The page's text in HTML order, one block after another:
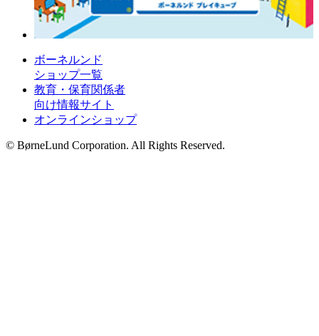
ボーネルンド
ショップ一覧
教育・保育関係者
向け情報サイト
オンラインショップ
© BørneLund Corporation. All Rights Reserved.